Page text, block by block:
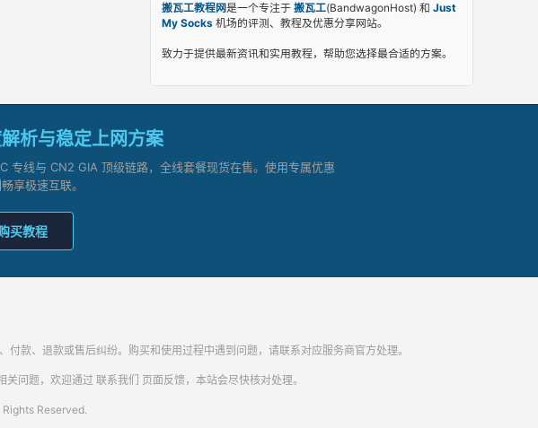
搬瓦工教程网是一个专注于 搬瓦工(BandwagonHost) 和 Just
My Socks 机场的评测、教程及优惠分享网站。
致力于提供最新资讯和实用教程，帮助您选择最合适的方案。
析与稳定上网方案
专线与 CN2 GIA 顶级链路，全线套餐现货在售。使用专属优惠
享极速互联。
买教程
款、退款或售后纠纷。购买和使用过程中遇到问题，请联系对应服务商官方处理。
关问题，欢迎通过 联系我们 页面反馈，本站会尽快核对处理。
Reserved.